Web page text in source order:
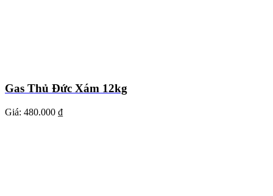
Gas Thủ Đức Xám 12kg
Giá: 480.000 ₫